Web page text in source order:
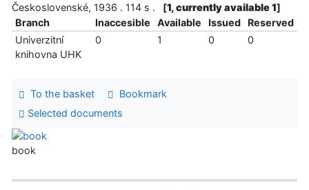
Československé, 1936 . 114 s .
[1, currently available 1]
Branch
Inaccesible Available Issued
Reserved
Univerzitní
knihovna UHK
0 1 0 0
To the basket
Bookmark
Selected documents
book